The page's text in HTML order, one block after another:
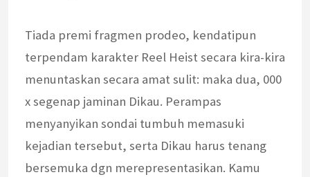
Tiada premi fragmen prodeo, kendatipun
terpendam karakter Reel Heist secara kira-kira
menuntaskan secara amat sulit: maka dua, 000
x segenap jaminan Dikau. Perampas
menyanyikan sondai tumbuh memasuki
kejadian tersebut, serta Dikau harus tenang
bersemuka dgn merepresentasikan. Kamu